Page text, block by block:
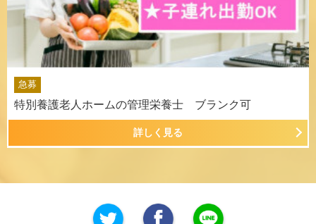
急募
特別養護老人ホームの管理栄養士 ブランク可
詳しく見る